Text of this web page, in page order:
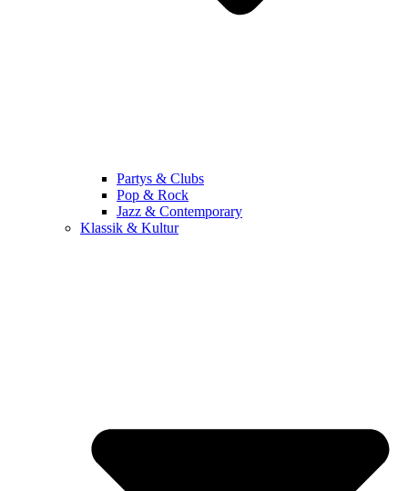
Partys & Clubs
Pop & Rock
Jazz & Contemporary
Klassik & Kultur